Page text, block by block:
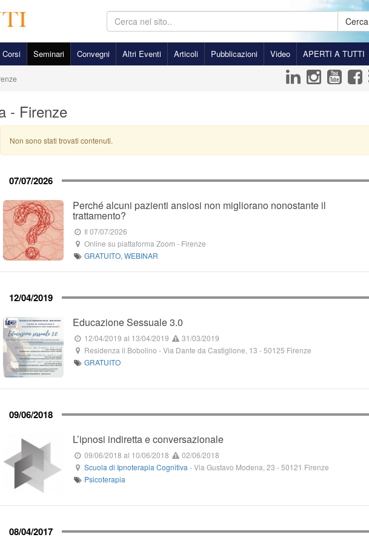
Cerca
Corsi Seminari Convegni Altri Eventi Articoli Pubblicazioni Video APERTI A TUTTI
- Firenze
Non sono stati trovati contenuti.
07/07/2026
Perché alcuni pazienti ansiosi non migliorano nonostante il
trattamento?
Il 07/07/2026
Online su piattaforma Zoom - Firenze
GRATUITO, WEBINAR
12/04/2019
Educazione Sessuale 3.0
12/04/2019 al 13/04/2019
31/03/2019
Residenza il Bobolino -Via Dante da Castiglione, 13 -50125 Firenze
GRATUITO
09/06/2018
L’ipnosi indiretta e conversazionale
09/06/2018 al 10/06/2018
02/06/2018
Scuola di Ipnoterapia Cognitiva -Via Gustavo Modena, 23 -50121 Firenze
Psicoterapia
08/04/2017